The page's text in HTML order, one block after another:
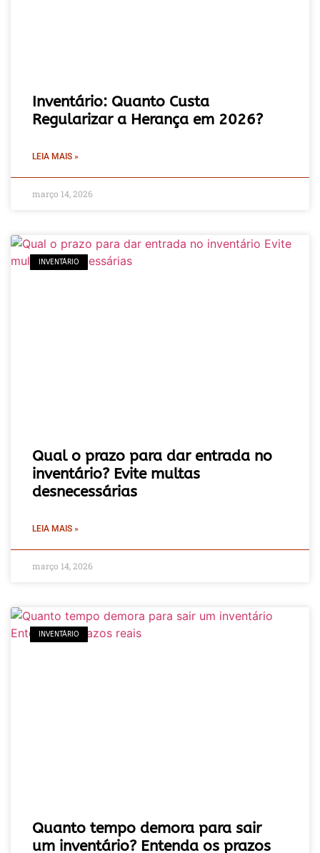
Inventário: Quanto Custa
Regularizar a Herança em 2026?
LEIA MAIS »
março 14, 2026
INVENTÁRIO
Qual o prazo para dar entrada no
inventário? Evite multas
desnecessárias
LEIA MAIS »
março 14, 2026
INVENTÁRIO
Quanto tempo demora para sair
um inventário? Entenda os prazos